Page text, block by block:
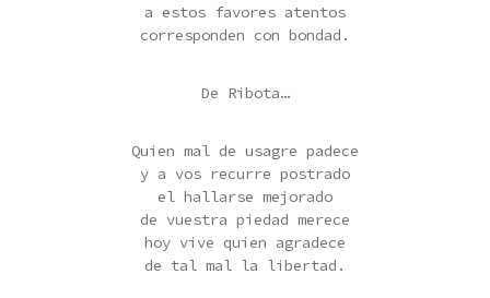
a estos favores atentos
corresponden con bondad.
De Ribota…
Quien mal de usagre padece
y a vos recurre postrado
el hallarse mejorado
de vuestra piedad merece
hoy vive quien agradece
de tal mal la libertad.